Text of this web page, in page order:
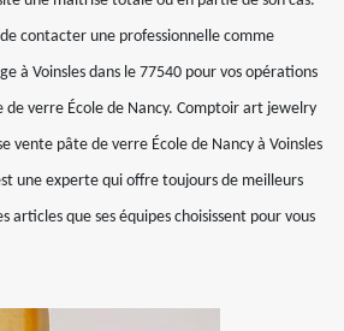
de contacter une professionnelle comme
à Voinsles dans le 77540 pour vos opérations
de verre École de Nancy. Comptoir art jewelry
vente pâte de verre École de Nancy à Voinsles
une experte qui offre toujours de meilleurs
articles que ses équipes choisissent pour vous